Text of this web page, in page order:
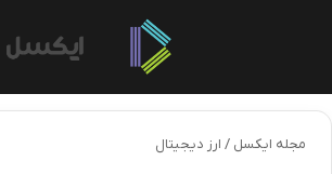
مجله ایکسل / ارز دیجیتال